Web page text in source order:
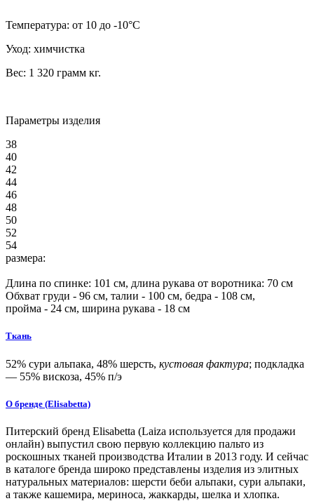
Температура: от 10 до -10°C
Уход: химчистка
Вес: 1 320 грамм кг.
Параметры изделия
38
40
42
44
46
48
50
52
54
размера:
Длина по спинке: 101 см, длина рукава от воротника: 70 см
Обхват груди - 96 см, талии - 100 см, бедра - 108 см,
пройма - 24 см, ширина рукава - 18 см
Ткань
52% сури альпака, 48% шерсть, кустовая фактура; подкладка
— 55% вискоза, 45% п/э
О бренде (Elisabetta)
Питерский бренд Elisabetta (Laiza используется для продажи
онлайн) выпустил свою первую коллекцию пальто из
роскошных тканей производства Италии в 2013 году. И сейчас
в каталоге бренда широко представлены изделия из элитных
натуральных материалов: шерсти беби альпаки, сури альпаки,
а также кашемира, мериноса, жаккарды, шелка и хлопка.